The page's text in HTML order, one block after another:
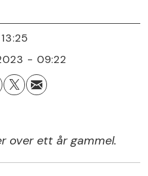
- 09:22
over ett år gammel.